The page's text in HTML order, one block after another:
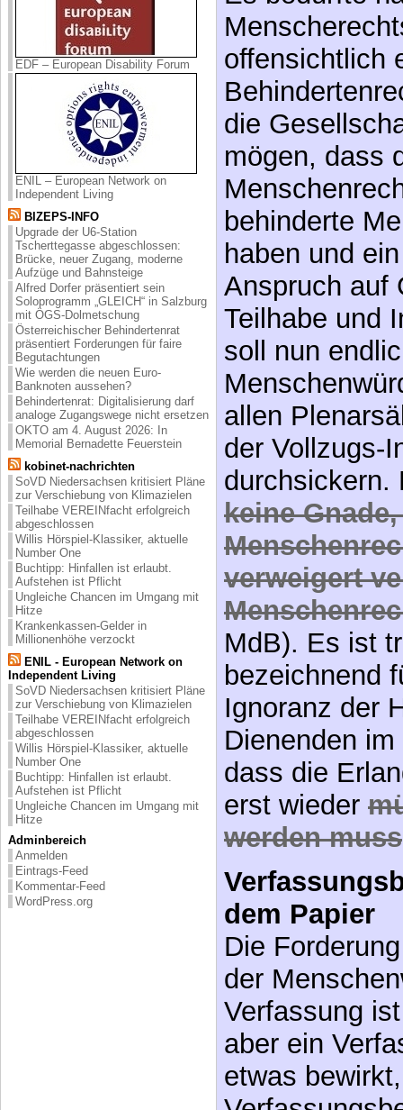
EDF – European Disability Forum
ENIL – European Network on
Independent Living
BIZEPS-INFO
Upgrade der U6-Station
Tscherttegasse abgeschlossen:
Brücke, neuer Zugang, moderne
Aufzüge und Bahnsteige
Alfred Dorfer präsentiert sein
Soloprogramm „GLEICH“ in Salzburg
mit ÖGS-Dolmetschung
Österreichischer Behindertenrat
präsentiert Forderungen für faire
Begutachtungen
Wie werden die neuen Euro-
Banknoten aussehen?
Behindertenrat: Digitalisierung darf
analoge Zugangswege nicht ersetzen
OKTO am 4. August 2026: In
Memorial Bernadette Feuerstein
kobinet-nachrichten
SoVD Niedersachsen kritisiert Pläne
zur Verschiebung von Klimazielen
Teilhabe VEREINfacht erfolgreich
abgeschlossen
Willis Hörspiel-Klassiker, aktuelle
Number One
Buchtipp: Hinfallen ist erlaubt.
Aufstehen ist Pflicht
Ungleiche Chancen im Umgang mit
Hitze
Krankenkassen-Gelder in
Millionenhöhe verzockt
ENIL - European Network on
Independent Living
SoVD Niedersachsen kritisiert Pläne
zur Verschiebung von Klimazielen
Teilhabe VEREINfacht erfolgreich
abgeschlossen
Willis Hörspiel-Klassiker, aktuelle
Number One
Buchtipp: Hinfallen ist erlaubt.
Aufstehen ist Pflicht
Ungleiche Chancen im Umgang mit
Hitze
Adminbereich
Anmelden
Eintrags-Feed
Kommentar-Feed
WordPress.org
Präzisierung
in der UN-
Es bedurfte
offensichtlich
die
mögen, dass
behinderte
haben und
Anspruch auf
Teilhabe und
soll nun
allen
der Vollzugs-
durchsickern.
keine
verweigert
MdB). Es ist
bezeichnend
Ignoranz der
Dienenden
dass die
erst wieder
werden muss
dem Papier
Die